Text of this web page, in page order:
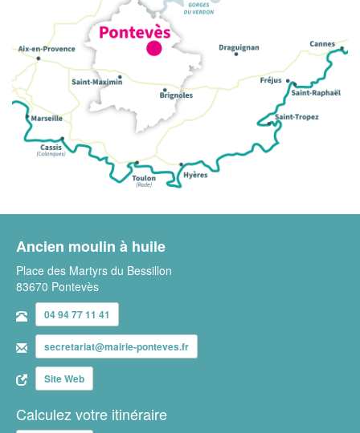
Ancien moulin à huile
Place des Martyrs du Bessillon
83670 Pontevès
04 94 77 11 41
secretariat@mairie-ponteves.fr
Site Web
Calculez votre itinéraire